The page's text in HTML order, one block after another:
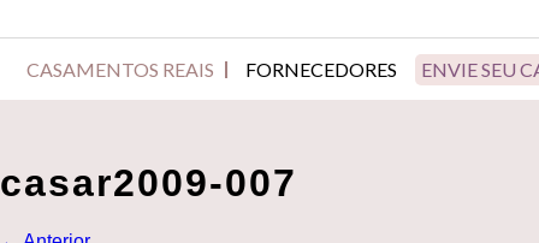
CASAMENTOS REAIS FORNECEDORES ENVIE SEU
casar2009-007